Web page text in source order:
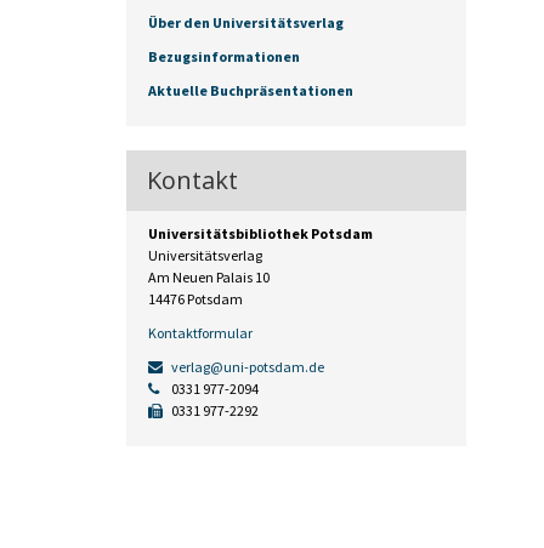
Über den Universitätsverlag
Bezugsinformationen
Aktuelle Buchpräsentationen
Kontakt
Universitätsbibliothek Potsdam
Universitätsverlag
Am Neuen Palais 10
14476 Potsdam
Kontaktformular
verlag@uni-potsdam.de
0331 977-2094
0331 977-2292